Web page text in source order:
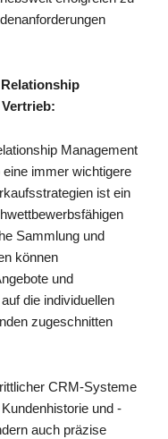
Management
immer wichtigere
ist ein
Sammlung und
können
und
die individuellen
zugeschnitten
CRM-Systeme
und -
auch präzise